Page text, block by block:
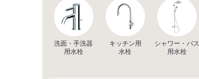
洗面・手洗器
用水栓
キッチン用
水栓
シャワー・バス
用水栓